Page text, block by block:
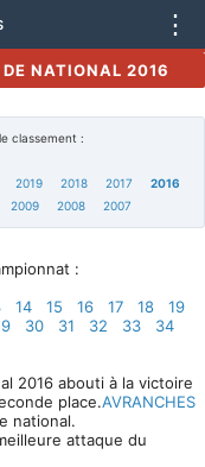
⋮
NATIONAL 2016
classement :
2019 2018 2017
2016
2009 2008 2007
:
14 15 16 17 18
19
30 31 32 33
34
2016 abouti à la victoire
place.AVRANCHES
national.
attaque du